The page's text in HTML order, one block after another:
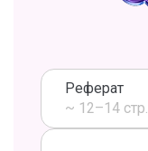
Реферат
~ 12–14 стр.